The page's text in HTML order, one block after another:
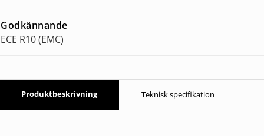
Godkännande
ECE R10 (EMC)
Produktbeskrivning Teknisk specifikation